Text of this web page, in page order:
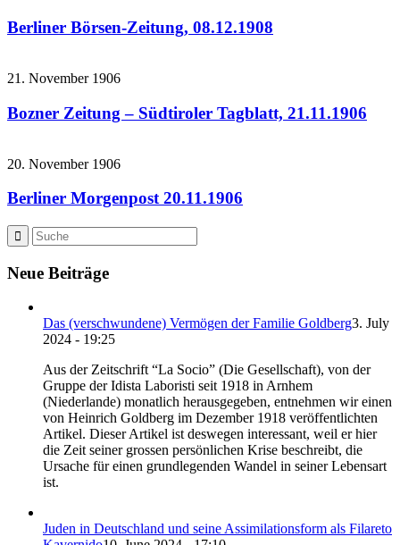
Berliner Börsen-Zeitung, 08.12.1908
21. November 1906
Bozner Zeitung – Südtiroler Tagblatt, 21.11.1906
20. November 1906
Berliner Morgenpost 20.11.1906
Neue Beiträge
Das (verschwundene) Vermögen der Familie Goldberg3. July
2024 - 19:25
Aus der Zeitschrift “La Socio” (Die Gesellschaft), von der
Gruppe der Idista Laboristi seit 1918 in Arnhem
(Niederlande) monatlich herausgegeben, entnehmen wir einen
von Heinrich Goldberg im Dezember 1918 veröffentlichten
Artikel. Dieser Artikel ist deswegen interessant, weil er hier
die Zeit seiner grossen persönlichen Krise beschreibt, die
Ursache für einen grundlegenden Wandel in seiner Lebensart
ist.
Juden in Deutschland und seine Assimilationsform als Filareto